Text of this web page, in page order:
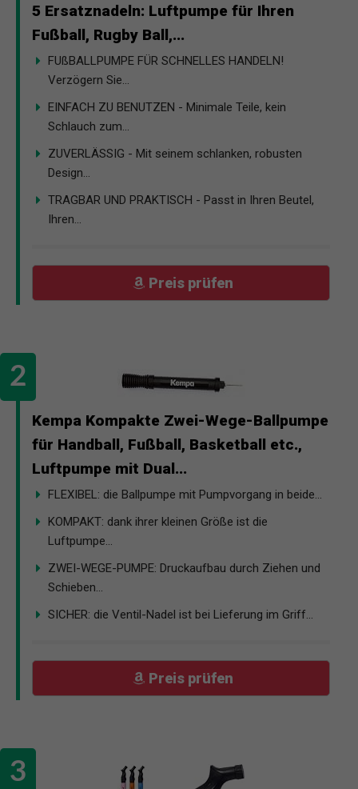
5 Ersatznadeln: Luftpumpe für Ihren
Fußball, Rugby Ball,...
FUßBALLPUMPE FÜR SCHNELLES HANDELN!
Verzögern Sie...
EINFACH ZU BENUTZEN - Minimale Teile, kein
Schlauch zum...
ZUVERLÄSSIG - Mit seinem schlanken, robusten
Design...
TRAGBAR UND PRAKTISCH - Passt in Ihren Beutel,
Ihren...
Preis prüfen
Kempa Kompakte Zwei-Wege-Ballpumpe
für Handball, Fußball, Basketball etc.,
Luftpumpe mit Dual...
FLEXIBEL: die Ballpumpe mit Pumpvorgang in beide...
KOMPAKT: dank ihrer kleinen Größe ist die
Luftpumpe...
ZWEI-WEGE-PUMPE: Druckaufbau durch Ziehen und
Schieben...
SICHER: die Ventil-Nadel ist bei Lieferung im Griff...
Preis prüfen